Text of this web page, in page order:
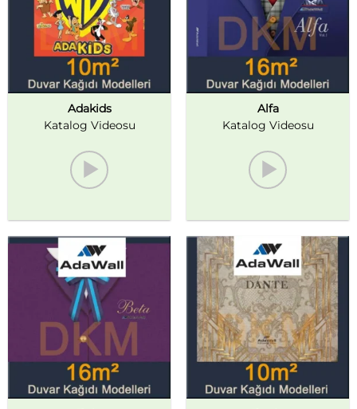
Adakids
Katalog Videosu
Alfa
Katalog Videosu